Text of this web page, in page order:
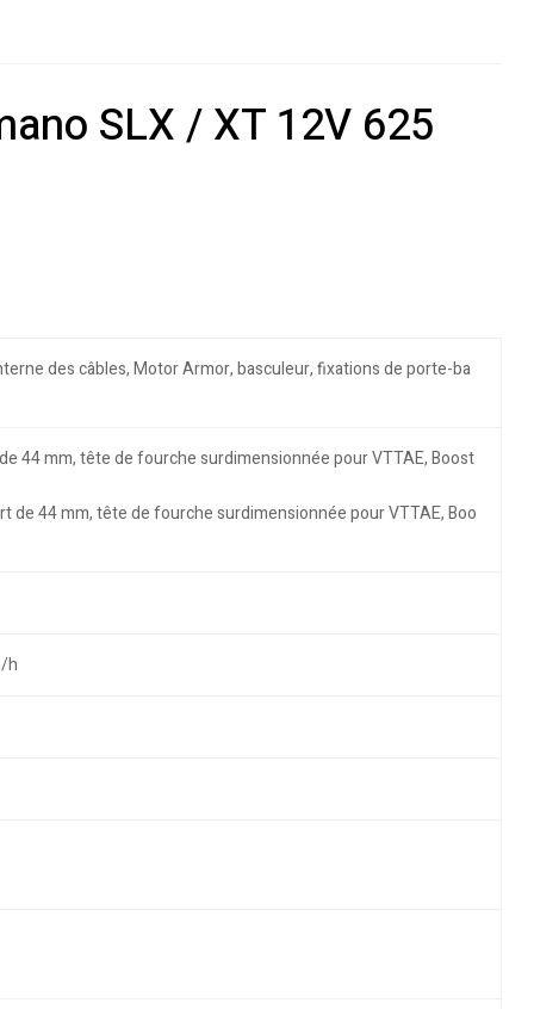
SLX / XT 12V 625
des câbles, Motor Armor, basculeur, fixations de porte-ba
44 mm, tête de fourche surdimensionnée pour VTTAE, Boost
de 44 mm, tête de fourche surdimensionnée pour VTTAE, Boo
h